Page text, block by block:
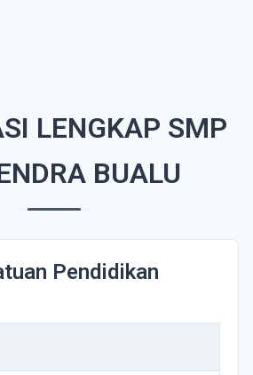
LENGKAP SMP
BUALU
Pendidikan